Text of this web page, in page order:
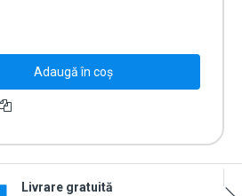
Adaugă în coș
Livrare gratuită